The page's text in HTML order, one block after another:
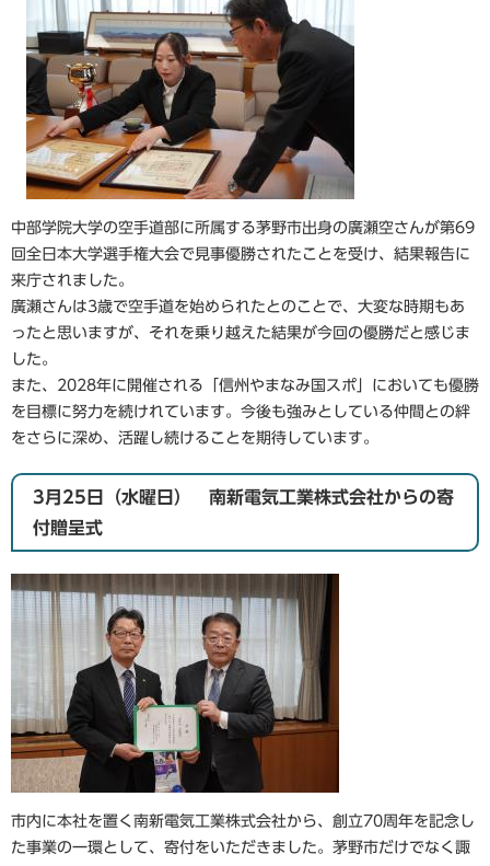
中部学院大学の空手道部に所属する茅野市出身の廣瀬空さんが第69
回全日本大学選手権大会で見事優勝されたことを受け、結果報告に
来庁されました。
廣瀬さんは3歳で空手道を始められたとのことで、大変な時期もあ
ったと思いますが、それを乗り越えた結果が今回の優勝だと感じま
した。
また、2028年に開催される「信州やまなみ国スポ」においても優勝
を目標に努力を続けれています。今後も強みとしている仲間との絆
をさらに深め、活躍し続けることを期待しています。
3月25日（水曜日） 南新電気工業株式会社からの寄
付贈呈式
市内に本社を置く南新電気工業株式会社から、創立70周年を記念し
た事業の一環として、寄付をいただきました。茅野市だけでなく諏